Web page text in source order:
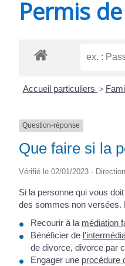
Permis
Accueil particuliers >
Question-réponse
Que faire si la
Vérifié le 02/01/2023 -
Si la personne qui vous
des sommes non versées.
Recourir à la médiation
Bénéficier de
de divorce, divorce par
Engager une procédure